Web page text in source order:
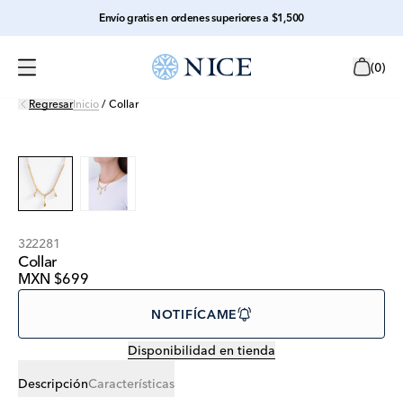
Envío gratis en ordenes superiores a $1,500
(0)
RegresarInicio / Collar
322281
Collar
MXN $699
NOTIFÍCAME
Disponibilidad en tienda
DescripciónCaracterísticas